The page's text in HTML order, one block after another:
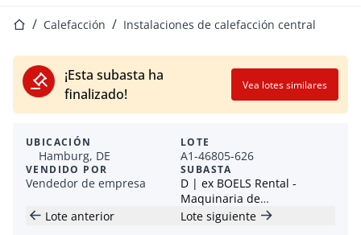
Página de inicio
Calefacción Instalaciones de calefacción central
¡Esta subasta ha
finalizado!
Vea lotes similares
UBICACIÓN
Hamburg, DE
VENDIDO POR
Vendedor de empresa
LOTE
A1-46805-626
SUBASTA
D | ex BOELS Rental -
Maquinaria de
construcción, maquinaria y
Lote anterior Lote siguiente